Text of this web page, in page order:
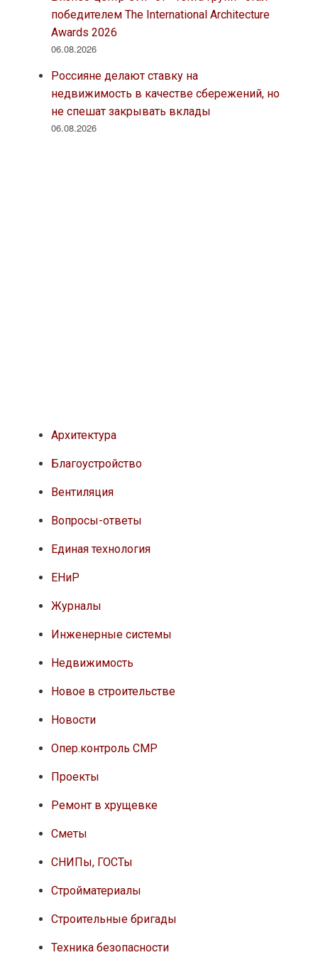
победителем The International Architecture
Awards 2026
06.08.2026
Россияне делают ставку на
недвижимость в качестве сбережений, но
не спешат закрывать вклады
06.08.2026
Архитектура
Благоустройство
Вентиляция
Вопросы-ответы
Единая технология
ЕНиР
Журналы
Инженерные системы
Недвижимость
Новое в строительстве
Новости
Опер.контроль СМР
Проекты
Ремонт в хрущевке
Сметы
СНИПы, ГОСТы
Стройматериалы
Строительные бригады
Техника безопасности